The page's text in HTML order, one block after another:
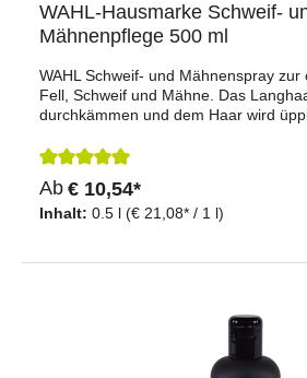
WAHL-Hausmarke Schweif-
Mähnenpflege 500 ml
WAHL Schweif- und Mähnenspray zur
Fell, Schweif und Mähne. Das
durchkämmen und dem Haar wird
Effekt*. Das Spray wirkt
Einflechten ist problemlos
und Mähnenspray einfach auf
aufsprühen und kurz einwirken lassen.
Durchschnittliche Bewertung von
Inhalt: 0.5 l (€ 21,08* / 1 l)
Ab € 10,54*